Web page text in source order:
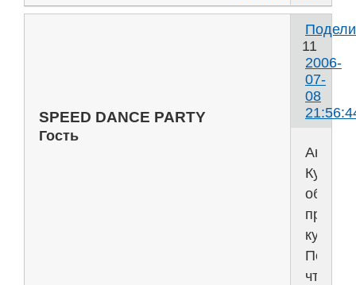
11
2006-
07-
08
SPEED DANCE PARTY
Гость
Анна
что